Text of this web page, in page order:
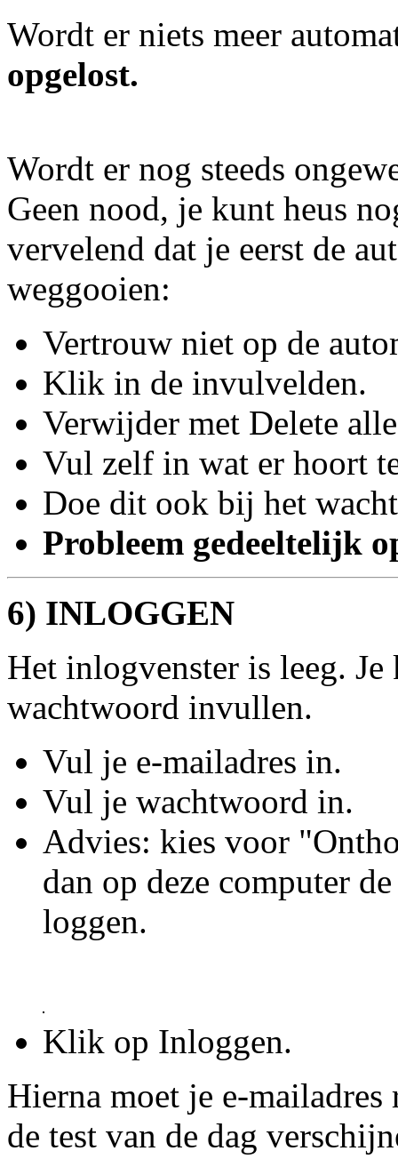
Wordt er niets meer
opgelost.
Wordt er nog steeds
Geen nood, je kunt heus
vervelend dat je eerst de
weggooien:
Vertrouw niet op de
Klik in de invulvelden.
Verwijder met Delete
Vul zelf in wat er hoort
Doe dit ook bij het
Probleem gedeeltelijk
6) INLOGGEN
Het inlogvenster is leeg.
wachtwoord invullen.
Vul je e-mailadres in.
Vul je wachtwoord in.
Advies: kies voor
dan op deze computer
loggen.
Klik op Inloggen.
Hierna moet je e-
de test van de dag